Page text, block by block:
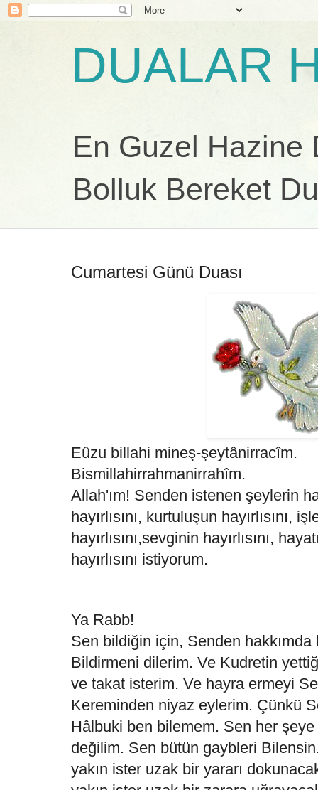
DUALAR
En Guzel Hazine
Bolluk Bereket
Cumartesi Günü Duası
Eûzu billahi mineş-şeytânirracîm.
Bismillahirrahmanirrahîm.
Allah'ım! Senden istenen şeylerin
hayırlısını, kurtuluşun hayırlısını,
hayırlısını,sevginin hayırlısını,
hayırlısını istiyorum.
Ya Rabb!
Sen bildiğin için, Senden hakkımda
Bildirmeni dilerim. Ve Kudretin
ve takat isterim. Ve hayra ermeyi
Kereminden niyaz eylerim. Çünkü
Hâlbuki ben bilemem. Sen her
değilim. Sen bütün gaybleri
yakın ister uzak bir yararı